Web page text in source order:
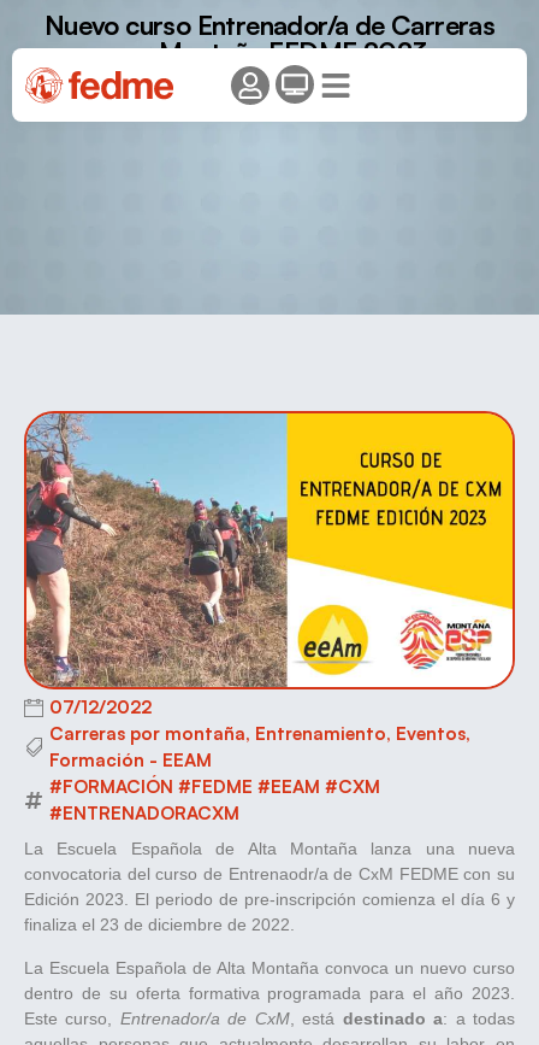
Nuevo curso Entrenador/a de Carreras
por Montaña FEDME 2023
07/12/2022
Carreras por montaña, Entrenamiento, Eventos,
Formación - EEAM
#FORMACIÓN #FEDME #EEAM #CXM
#ENTRENADORACXM
La Escuela Española de Alta Montaña lanza una nueva
convocatoria del curso de Entrenaodr/a de CxM FEDME con su
Edición 2023. El periodo de pre-inscripción comienza el día 6 y
finaliza el 23 de diciembre de 2022.
La Escuela Española de Alta Montaña convoca un nuevo curso
dentro de su oferta formativa programada para el año 2023.
Este curso, Entrenador/a de CxM, está destinado a: a todas